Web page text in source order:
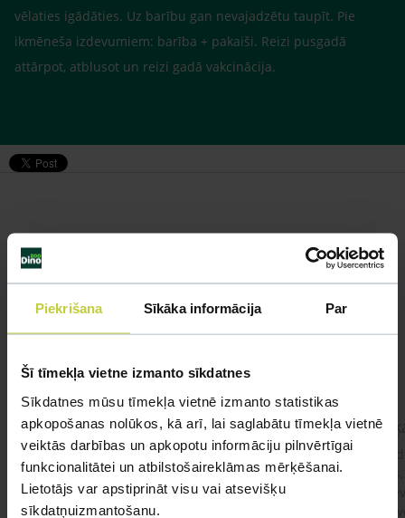
Piekrišana Sīkāka informācija Par
Šī tīmekļa vietne izmanto sīkdatnes
Sīkdatnes mūsu tīmekļa vietnē izmanto statistikas
apkopošanas nolūkos, kā arī, lai saglabātu tīmekļa vietnē
veiktās darbības un apkopotu informāciju pilnvērtīgai
funkcionalitātei un atbilstošaireklāmas mērķēšanai.
Lietotājs var apstiprināt visu vai atsevišķu
sīkdatņuizmantošanu.
vēlaties igādāties. Uz barību gan nevajadzētu taupīt. Pie
ikmēneša izdevumiem: barība + pakaiši. Reizi pusgadā
attārpot, atblusot un reizi gadā vakcinācija.
Līdzīgi jautājumi
UZDOT JAUTĀJUMU
kaķis apēdis plēvi
Ja kaķim gadījies apēst plastiku ,ko ieklāj zem
garnelēm kārbiņās apakšā.Kādas sekas varētu
būt?Kā kaķis varētu reağēt...Ko darīt?